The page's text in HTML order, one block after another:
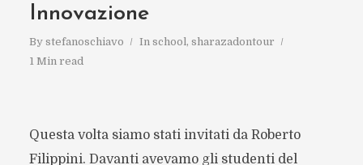
Innovazione
By stefanoschiavo In school, sharazadontour
1 Min read
Questa volta siamo stati invitati da Roberto
Filippini. Davanti avevamo gli studenti del